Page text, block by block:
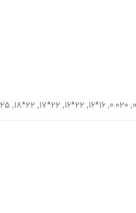
,
0.020
,
16*16
,
22*16
,
22*17
,
22*18
,
25*17